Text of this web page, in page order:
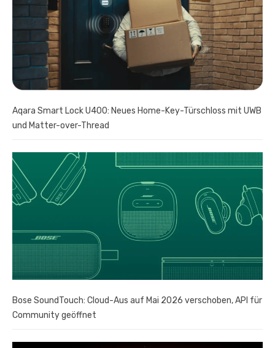
Aqara Smart Lock U400: Neues Home-Key-Türschloss mit UWB
und Matter-over-Thread
Bose SoundTouch: Cloud-Aus auf Mai 2026 verschoben, API für
Community geöffnet